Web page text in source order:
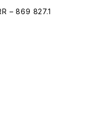
– 869 827.1